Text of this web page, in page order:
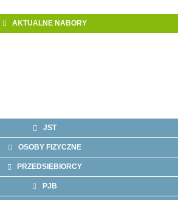
AKTUALNE NABORY
JST
OSOBY FIZYCZNE
PRZEDSIĘBIORCY
PJB